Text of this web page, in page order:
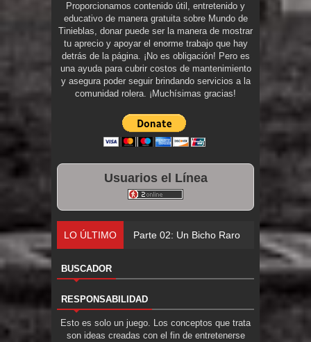
Proporcionamos contenido útil, entretenido y
educativo de manera gratuita sobre Mundo de
Tinieblas, donar puede ser la manera de mostrar
tu aprecio y apoyar el enorme trabajo que hay
detrás de la página. ¡No es obligación! Pero es
una ayuda para cubrir costos de mantenimiento
y asegura poder seguir brindando servicios a la
comunidad rolera. ¡Muchísimas gracias!
Usuarios el Línea
LO ÚLTIMO Parte 02: Un Bicho Raro
BUSCADOR
RESPONSABILIDAD
Esto es solo un juego. Los conceptos que trata
son ideas creadas con el fin de entretenerse